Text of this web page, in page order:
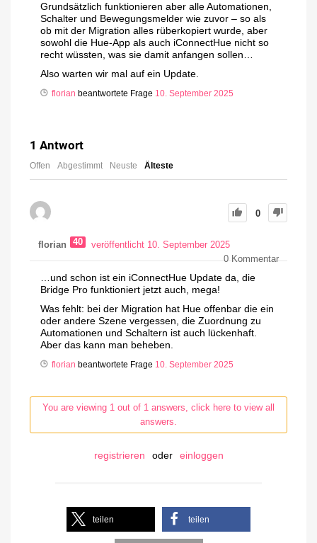
Grundsätzlich funktionieren aber alle Automationen,
Schalter und Bewegungsmelder wie zuvor – so als
ob mit der Migration alles rüberkopiert wurde, aber
sowohl die Hue-App als auch iConnectHue nicht so
recht wüssten, was sie damit anfangen sollen…
Also warten wir mal auf ein Update.
florian beantwortete Frage 10. September 2025
1 Antwort
Offen Abgestimmt Neuste Älteste
0
florian 40
veröffentlicht 10. September 2025
0Kommentar
…und schon ist ein iConnectHue Update da, die
Bridge Pro funktioniert jetzt auch, mega!
Was fehlt: bei der Migration hat Hue offenbar die ein
oder andere Szene vergessen, die Zuordnung zu
Automationen und Schaltern ist auch lückenhaft.
Aber das kann man beheben.
florian beantwortete Frage 10. September 2025
You are viewing 1 out of 1 answers, click here to view all
answers.
registrieren oder einloggen
teilen teilen